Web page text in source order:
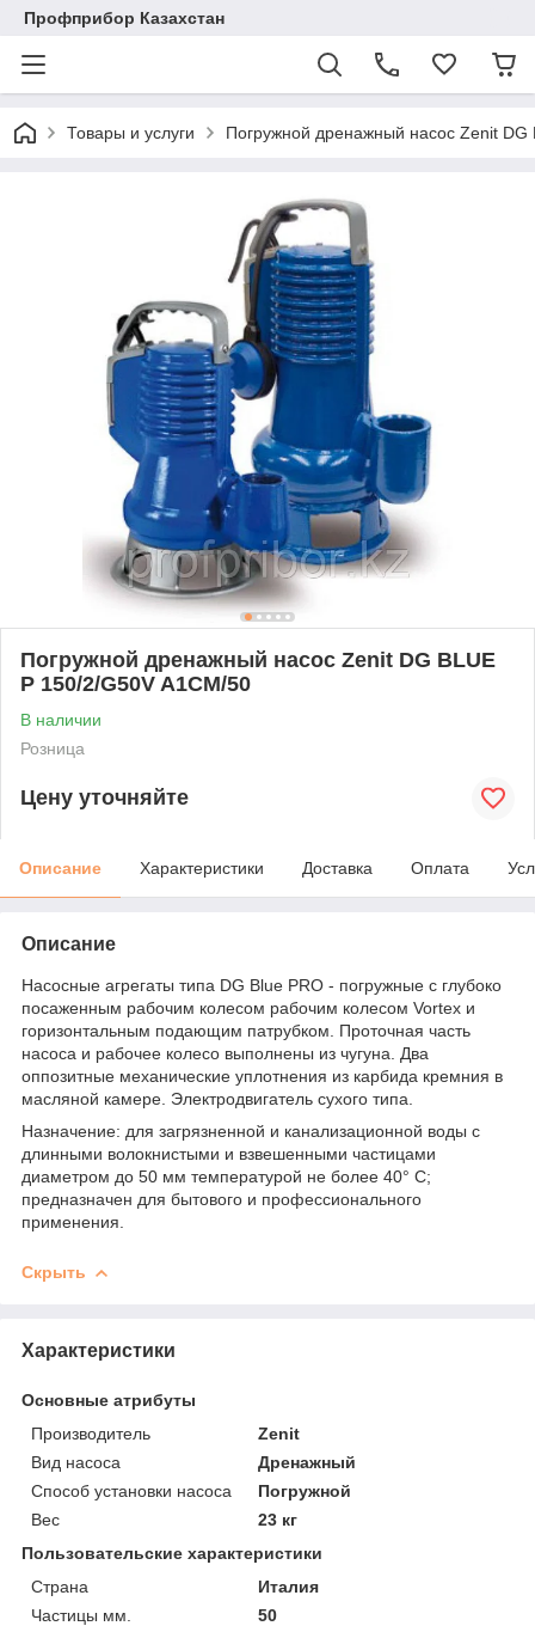
Профприбор Казахстан
Товары и услуги Погружной дренажный насос Zenit DG
Погружной дренажный насос Zenit DG BLUE
P 150/2/G50V A1CM/50
В наличии
Розница
Цену уточняйте
Описание Характеристики Доставка Оплата
Описание
Насосные агрегаты типа DG Blue PRO - погружные с глубоко
посаженным рабочим колесом рабочим колесом Vortex и
горизонтальным подающим патрубком. Проточная часть
насоса и рабочее колесо выполнены из чугуна. Два
оппозитные механические уплотнения из карбида кремния в
масляной камере. Электродвигатель сухого типа.
Назначение: для загрязненной и канализационной воды с
длинными волокнистыми и взвешенными частицами
диаметром до 50 мм температурой не более 40° С;
предназначен для бытового и профессионального
применения.
Скрыть
Характеристики
Основные атрибуты
Производитель
Zenit
Вид насоса
Дренажный
Способ установки насоса
Погружной
Вес
23 кг
Пользовательские характеристики
Страна
Италия
Частицы мм.
50